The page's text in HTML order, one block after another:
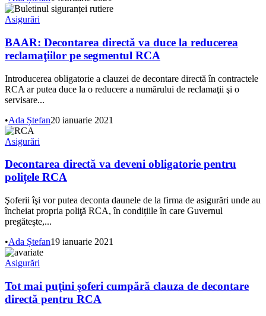
Asigurări
BAAR: Decontarea directă va duce la reducerea
reclamaţiilor pe segmentul RCA
Introducerea obligatorie a clauzei de decontare directă în contractele
RCA ar putea duce la o reducere a numărului de reclamaţii şi o
servisare...
•Ada Ștefan20 ianuarie 2021
Asigurări
Decontarea directă va deveni obligatorie pentru
polițele RCA
Şoferii îşi vor putea deconta daunele de la firma de asigurări unde au
încheiat propria poliţă RCA, în condițiile în care Guvernul
pregăteşte,...
•Ada Ștefan19 ianuarie 2021
Asigurări
Tot mai puţini şoferi cumpără clauza de decontare
directă pentru RCA